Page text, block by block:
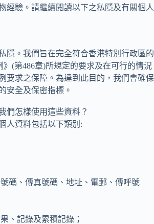
經驗。請繼續閱讀以下之私隱及有關個人
隱。我們旨在完全符合香港特別行政區的
》(第486章)所規定的要求及在可行的情況
要求之保障。為達到此目的，我們會確保
安全及保密指標。
們怎樣使用這些資料？
人資料包括以下類別:
碼、傳真號碼、地址、電郵、傳呼號
、記錄及累積記錄；